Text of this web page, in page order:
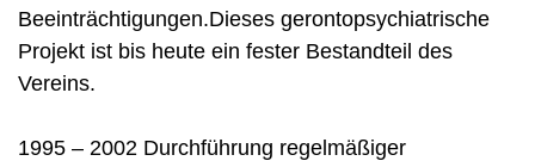
Beeinträchtigungen.Dieses gerontopsychiatrische
Projekt ist bis heute ein fester Bestandteil des
Vereins.
1995 – 2002 Durchführung regelmäßiger